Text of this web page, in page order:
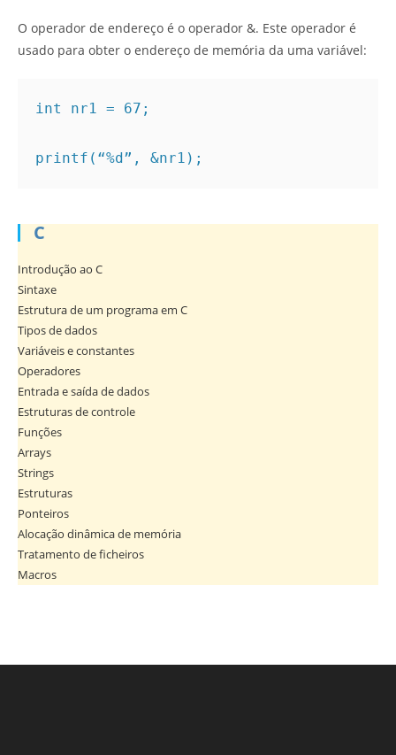
O operador de endereço é o operador &. Este operador é
usado para obter o endereço de memória da uma variável:
int nr1 = 67;
printf(“%d”, &nr1);
C
Introdução ao C
Sintaxe
Estrutura de um programa em C
Tipos de dados
Variáveis e constantes
Operadores
Entrada e saída de dados
Estruturas de controle
Funções
Arrays
Strings
Estruturas
Ponteiros
Alocação dinâmica de memória
Tratamento de ficheiros
Macros